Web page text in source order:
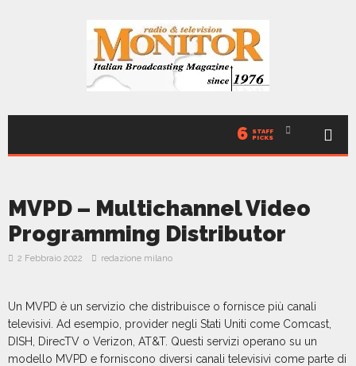
6 STAFF
PICKS
MVPD – Multichannel Video
Programming Distributor
2 Febbraio 2022 redazione milano
Un MVPD è un servizio che distribuisce o fornisce più canali
televisivi. Ad esempio, provider negli Stati Uniti come Comcast,
DISH, DirecTV o Verizon, AT&T. Questi servizi operano su un
modello MVPD e forniscono diversi canali televisivi come parte di